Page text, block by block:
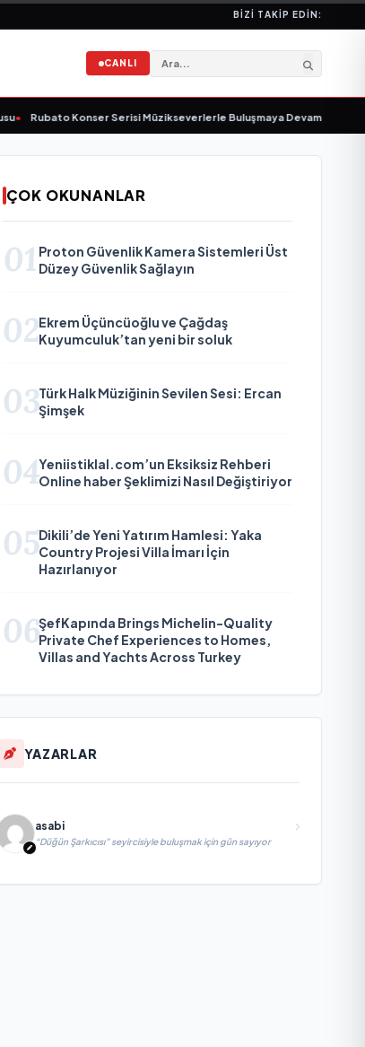
BIZI TAKIP EDIN:
CANLI
Rubato Konser Serisi Müzikseverlerle Buluşmaya Devam Ediyor
ÇOK OKUNANLAR
01 Proton Güvenlik Kamera Sistemleri Üst
Düzey Güvenlik Sağlayın
02Ekrem Üçüncüoğlu ve Çağdaş
Kuyumculuk’tan yeni bir soluk
03Türk Halk Müziğinin Sevilen Sesi: Ercan
Şimşek
04Yeniistiklal.com’un Eksiksiz Rehberi
Online haber Şeklimizi Nasıl Değiştiriyor
05Dikili’de Yeni Yatırım Hamlesi: Yaka
Country Projesi Villa İmarı İçin
Hazırlanıyor
06ŞefKapında Brings Michelin-Quality
Private Chef Experiences to Homes,
Villas and Yachts Across Turkey
YAZARLAR
asabi
“Düğün Şarkıcısı” seyircisiyle buluşmak için gün sayıyor